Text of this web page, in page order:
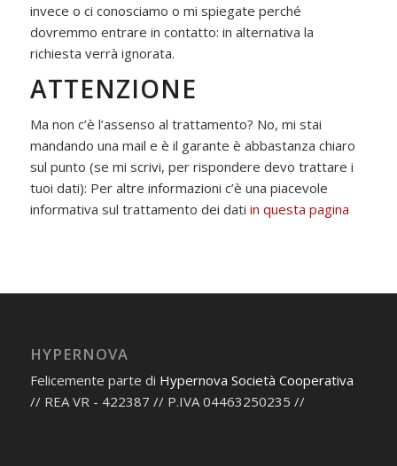
invece o ci conosciamo o mi spiegate perché
dovremmo entrare in contatto: in alternativa la
richiesta verrà ignorata.
ATTENZIONE
Ma non c’è l’assenso al trattamento? No, mi stai
mandando una mail e è il garante è abbastanza chiaro
sul punto (se mi scrivi, per rispondere devo trattare i
tuoi dati): Per altre informazioni c’è una piacevole
informativa sul trattamento dei dati in questa pagina
HYPERNOVA
Felicemente parte di Hypernova Società Cooperativa
// REA VR - 422387 // P.IVA 04463250235 //